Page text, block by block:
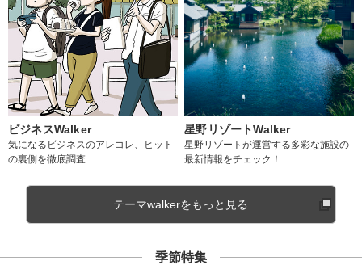
ビジネスWalker
気になるビジネスのアレコレ、ヒット
の裏側を徹底調査
星野リゾートWalker
星野リゾートが運営する多彩な施設の
最新情報をチェック！
テーマwalkerをもっと見る
季節特集